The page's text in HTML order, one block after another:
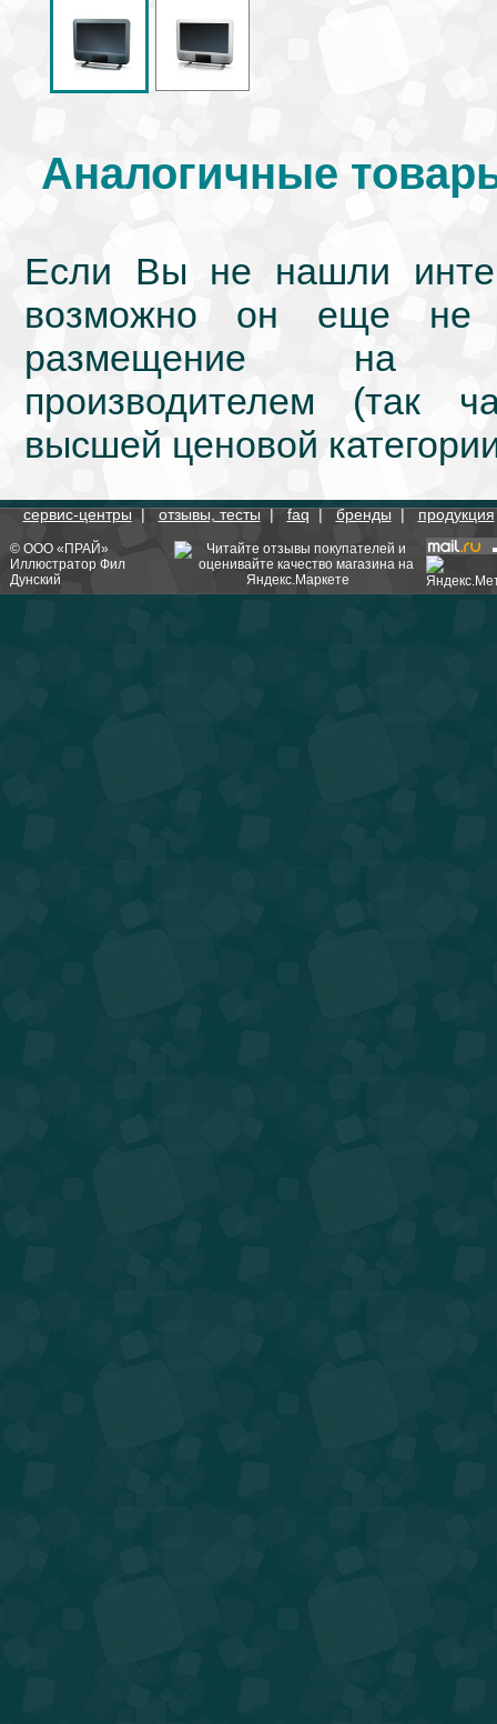
Аналогичные
Если Вы не нашли
возможно он еще не
размещение на
производителем (так
высшей ценовой
сервис-центры|отзывы, тесты|faq|бренды|продукция
© ООО «ПРАЙ»
Иллюстратор Фил
Дунский